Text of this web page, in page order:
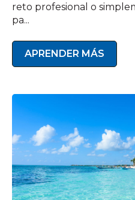
reto profesional o
pa...
APRENDER MÁS